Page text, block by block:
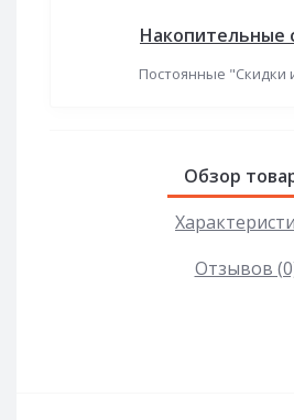
Накопительные
Постоянные "Скидки
Обзор
Отзывов